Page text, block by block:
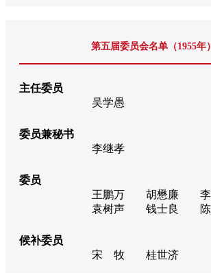
第五届委员会名单（1955年）
主任委员
吴学愚
委员兼秘书
李继孝
委员
王鹏万
胡懋廉
袁树声
钱士良
候补委员
宋 牧
桂世济